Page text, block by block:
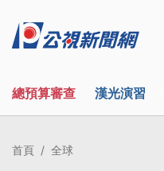
總預算審查 漢光演習
首頁 全球